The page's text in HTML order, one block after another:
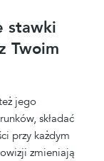
stawki
Twoim
jego
składać
przy każdym
zmieniają